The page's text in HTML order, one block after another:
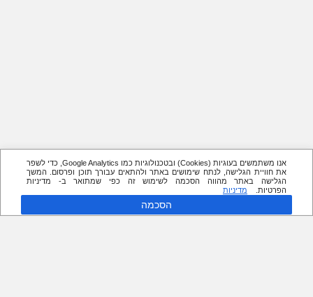
אנו משתמשים בעוגיות (Cookies) ובטכנולוגיות כמו Google Analytics, כדי לשפר
את חוויית הגלישה, לנתח שימושים באתר ולהתאים עבורך תוכן ופרסום. המשך
הגלישה באתר מהווה הסכמה לשימוש זה כפי שמתואר ב- מדיניות
הפרטיות.
מדיניות
הסכמה